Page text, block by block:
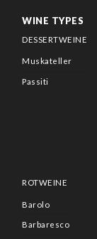
WINE TYPES
DESSERTWEINE
Muskateller
Passiti
ROTWEINE
Barolo
Barbaresco